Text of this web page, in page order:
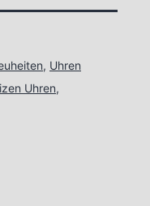
, Uhren
Uhren,